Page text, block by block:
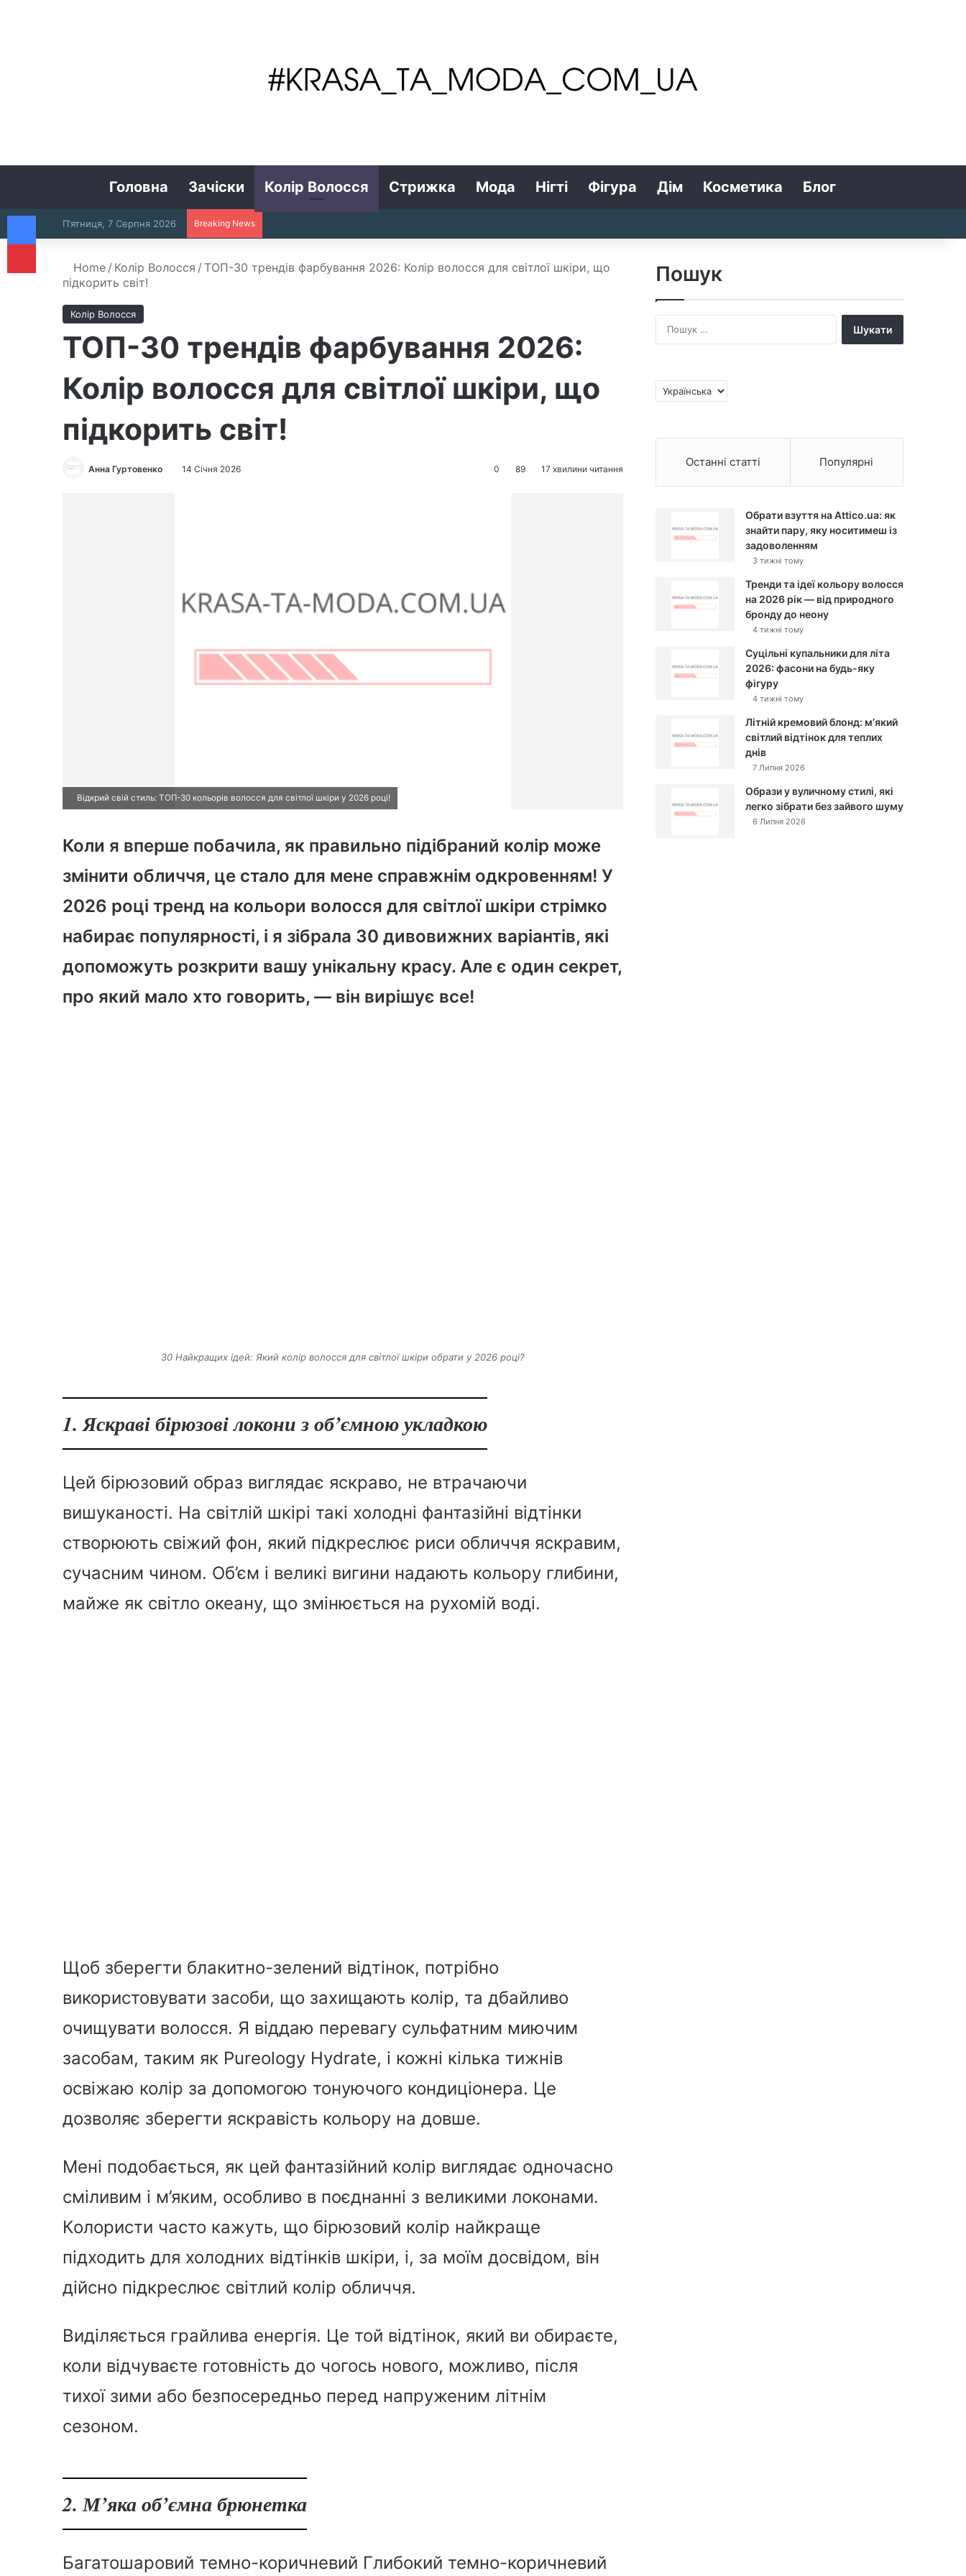
Головна Зачіски Колір Волосся Стрижка Мода Нігті Фігура Дім Косметика Блог
П’ятниця, 7 Серпня 2026 Breaking News
Home / Колір Волосся / ТОП-30 трендів фарбування 2026: Колір волосся для світлої шкіри, що
підкорить світ!
Колір Волосся
ТОП-30 трендів фарбування 2026:
Колір волосся для світлої шкіри, що
підкорить світ!
Анна Гуртовенко 14 Січня 2026 0 89 17 хвилини читання
Відкрий свій стиль: ТОП-30 кольорів волосся для світлої шкіри у 2026 році!
Коли я вперше побачила, як правильно підібраний колір може
змінити обличчя, це стало для мене справжнім одкровенням! У
2026 році тренд на кольори волосся для світлої шкіри стрімко
набирає популярності, і я зібрала 30 дивовижних варіантів, які
допоможуть розкрити вашу унікальну красу. Але є один секрет,
про який мало хто говорить, — він вирішує все!
30 Найкращих ідей: Який колір волосся для світлої шкіри обрати у 2026 році?
1. Яскраві бірюзові локони з об’ємною укладкою
Цей бірюзовий образ виглядає яскраво, не втрачаючи
вишуканості. На світлій шкірі такі холодні фантазійні відтінки
створюють свіжий фон, який підкреслює риси обличчя яскравим,
сучасним чином. Об’єм і великі вигини надають кольору глибини,
майже як світло океану, що змінюється на рухомій воді.
Щоб зберегти блакитно-зелений відтінок, потрібно
використовувати засоби, що захищають колір, та дбайливо
очищувати волосся. Я віддаю перевагу сульфатним миючим
засобам, таким як Pureology Hydrate, і кожні кілька тижнів
освіжаю колір за допомогою тонуючого кондиціонера. Це
дозволяє зберегти яскравість кольору на довше.
Мені подобається, як цей фантазійний колір виглядає одночасно
сміливим і м’яким, особливо в поєднанні з великими локонами.
Колористи часто кажуть, що бірюзовий колір найкраще
підходить для холодних відтінків шкіри, і, за моїм досвідом, він
дійсно підкреслює світлий колір обличчя.
Виділяється грайлива енергія. Це той відтінок, який ви обираєте,
коли відчуваєте готовність до чогось нового, можливо, після
тихої зими або безпосередньо перед напруженим літнім
сезоном.
2. М’яка об’ємна брюнетка
Багатошаровий темно-коричневий Глибокий темно-коричневий
Пошук
и
Останні статті Популярні
Обрати взуття на Attico.ua: як
знайти пару, яку носитимеш із
задоволенням
3 тижні тому
Тренди та ідеї кольору волосся
на 2026 рік — від природного
бронду до неону
4 тижні тому
Суцільні купальники для літа
2026: фасони на будь-яку
фігуру
4 тижні тому
Літній кремовий блонд: м’який
світлий відтінок для теплих
днів
7 Липня 2026
Образи у вуличному стилі, які
легко зібрати без зайвого шуму
6 Липня 2026